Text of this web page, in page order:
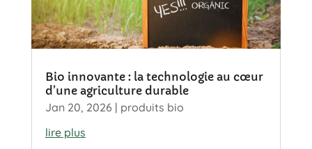
Bio innovante : la technologie au cœur
d’une agriculture durable
Jan 20, 2026 | produits bio
lire plus